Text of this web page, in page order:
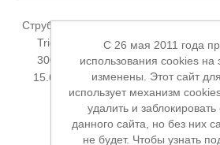
Струбцина быстрозажимная для
Trigger Clamp, глубина зажима
300мм, усилие сжатия 1.76кН
15.6*4.7мм, сталь/алюминий, 0.5кг
33912
C 26 мая 2011 года
использования cookies на
изменены. Этот сайт
использует механизм
удалить и
данного сайта, но без них
не будет. Чтобы узнать